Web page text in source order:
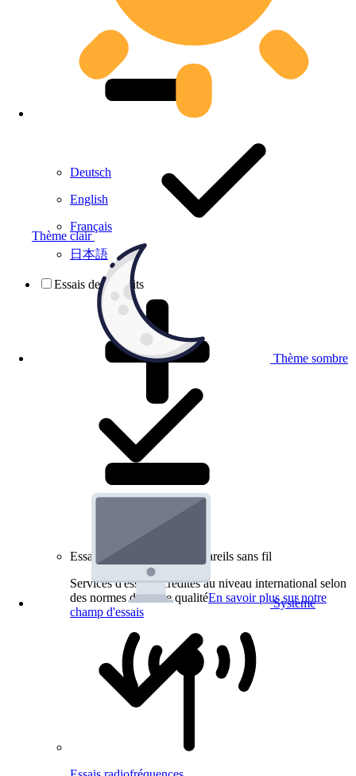
Thème clair
Thème sombre
Système
Deutsch
English
Français
日本語
Essais de produits
Essais de produits pour appareils sans fil
Services d'essai accrédités au niveau international selon
des normes de haute qualitéEn savoir plus sur notre
champ d'essais